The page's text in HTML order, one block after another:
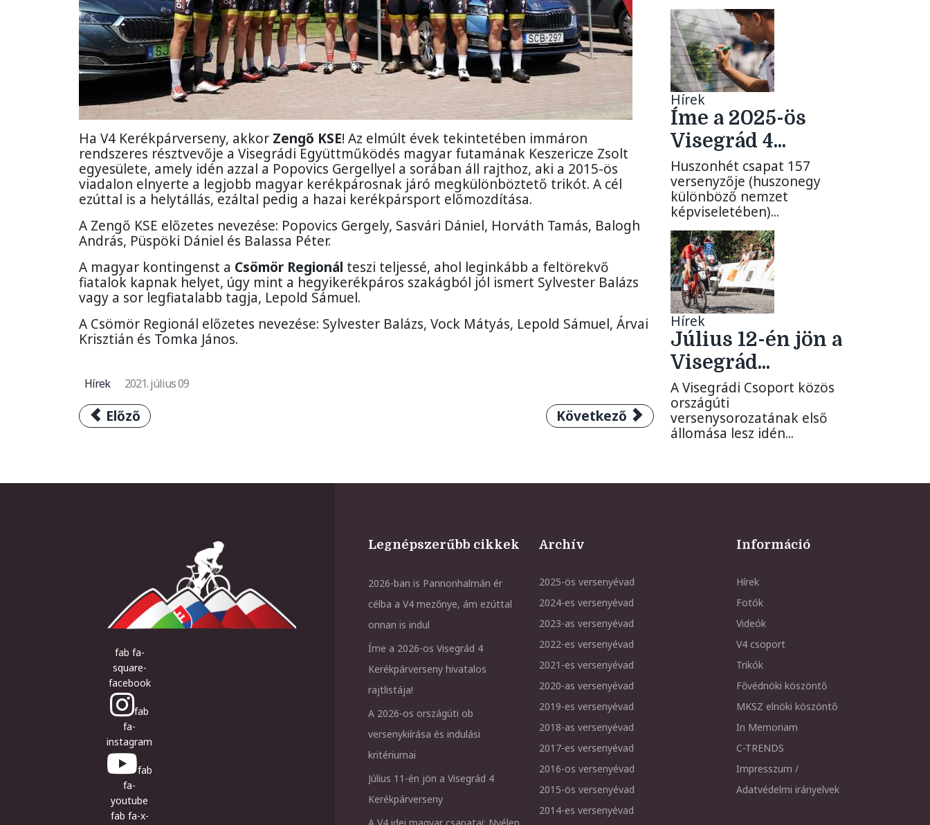
Ha V4 Kerékpárverseny, akkor Zengő KSE! Az elmúlt évek tekintetében immáron
rendszeres résztvevője a Visegrádi Együttműködés magyar futamának Keszericze Zsolt
egyesülete, amely idén azzal a Popovics Gergellyel a sorában áll rajthoz, aki a 2015-ös
viadalon elnyerte a legjobb magyar kerékpárosnak járó megkülönböztető trikót. A cél
ezúttal is a helytállás, ezáltal pedig a hazai kerékpársport előmozdítása.
A Zengő KSE előzetes nevezése: Popovics Gergely, Sasvári Dániel, Horváth Tamás, Balogh
András, Püspöki Dániel és Balassa Péter.
A magyar kontingenst a Csömör Regionál teszi teljessé, ahol leginkább a feltörekvő
fiatalok kapnak helyet, úgy mint a hegyikerékpáros szakágból jól ismert Sylvester Balázs
vagy a sor legfiatalabb tagja, Lepold Sámuel.
A Csömör Regionál előzetes nevezése: Sylvester Balázs, Vock Mátyás, Lepold Sámuel, Árvai
Krisztián és Tomka János.
Hírek 2021. július 09
Előző cikk: alter Attila indítja útjára az idei V4 Kerékpárversenyt
Előző Következő cikk: 2021. július 10-én jön a VIII. Visegrád 4
Következő
Hírek
Íme a 2025-ös
Visegrád 4...
Huszonhét csapat 157
versenyzője (huszonegy
különböző nemzet
képviseletében)...
Hírek
Július 12-én jön a
Visegrád...
A Visegrádi Csoport közös
országúti
versenysorozatának első
állomása lesz idén...
fab fa-
square-
facebook
fab
fa-
instagram
fab
fa-
youtube
fab fa-x-
Legnépszerűbb cikkek
2026-ban is Pannonhalmán ér
célba a V4 mezőnye, ám ezúttal
onnan is indul
Íme a 2026-os Visegrád 4
Kerékpárverseny hivatalos
rajtlistája!
A 2026-os országúti ob
versenykiírása és indulási
kritériumai
Július 11-én jön a Visegrád 4
Kerékpárverseny
Archív
2025-ös versenyévad
2024-es versenyévad
2023-as versenyévad
2022-es versenyévad
2021-es versenyévad
2020-as versenyévad
2019-es versenyévad
2018-as versenyévad
2017-es versenyévad
2016-os versenyévad
2015-ös versenyévad
2014-es versenyévad
Információ
Hírek
Fotók
Videók
V4 csoport
Trikók
Fővédnöki köszöntő
MKSZ elnöki köszöntő
In Memoriam
C-TRENDS
Impresszum /
Adatvédelmi irányelvek